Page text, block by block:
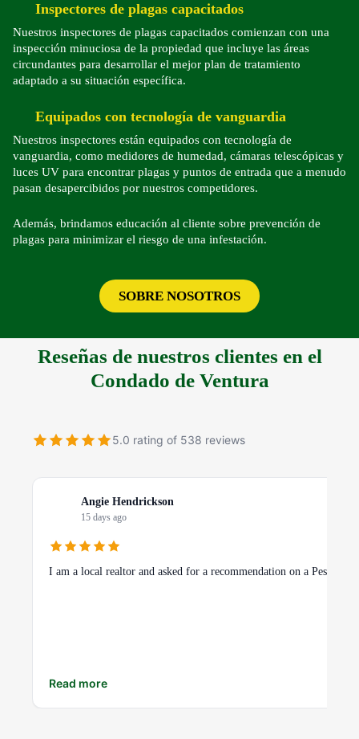
Inspectores de plagas capacitados
Nuestros inspectores de plagas capacitados comienzan con una
inspección minuciosa de la propiedad que incluye las áreas
circundantes para desarrollar el mejor plan de tratamiento
adaptado a su situación específica.
Equipados con tecnología de vanguardia
Nuestros inspectores están equipados con tecnología de
vanguardia, como medidores de humedad, cámaras telescópicas y
luces UV para encontrar plagas y puntos de entrada que a menudo
pasan desapercibidos por nuestros competidores.
Además, brindamos educación al cliente sobre prevención de
plagas para minimizar el riesgo de una infestación.
SOBRE NOSOTROS
Reseñas de nuestros clientes en el
Condado de Ventura
5.0 rating of 538 reviews
Angie Hendrickson
15 days ago
I am a local realtor and asked for a recommendation on a Pest
Read more